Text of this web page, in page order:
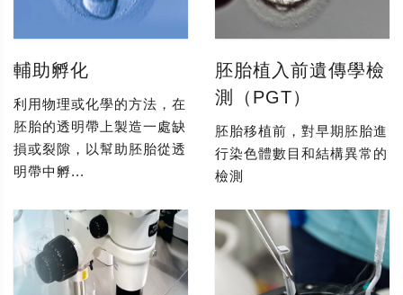
輔助孵化
利用物理或化學的方法，在
胚胎的透明帶上製造一處缺
損或裂隙，以幫助胚胎從透
明帶中孵...
胚胎植入前遺傳學檢
測（PGT）
胚胎移植前，對早期胚胎進
行染色體數目和結構異常的
檢測